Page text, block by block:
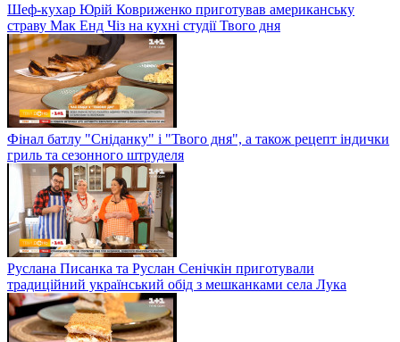
Шеф-кухар Юрій Ковриженко приготував американську
страву Мак Енд Чіз на кухні студії Твого дня
Фінал батлу "Сніданку" і "Твого дня", а також рецепт індички
гриль та сезонного штруделя
Руслана Писанка та Руслан Сенічкін приготували
традиційний український обід з мешканками села Лука